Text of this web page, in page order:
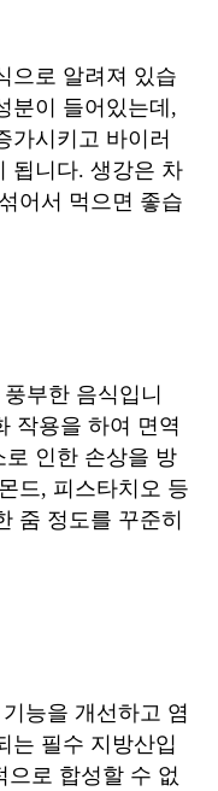
으로 알려져 있습
분이 들어있는데,
가시키고 바이러
됩니다. 생강은 차
어서 먹으면 좋습
부한 음식입니
작용을 하여 면역
인한 손상을 방
드, 피스타치오 등
줌 정도를 꾸준히
능을 개선하고 염
는 필수 지방산입
으로 합성할 수 없